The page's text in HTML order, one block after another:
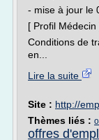
- mise à jour le
[ Profil
Conditions de
en...
Lire la suite
Site : http://
Thèmes liés :
offres